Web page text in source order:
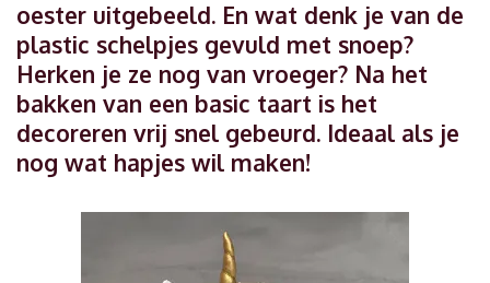
oester uitgebeeld. En wat denk je van de
plastic schelpjes gevuld met snoep?
Herken je ze nog van vroeger? Na het
bakken van een basic taart is het
decoreren vrij snel gebeurd. Ideaal als je
nog wat hapjes wil maken!